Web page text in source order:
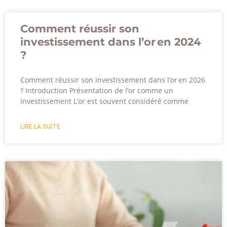
Comment réussir son
investissement dans l’or en 2024
?
Comment réussir son investissement dans l’or en 2026
? Introduction Présentation de l’or comme un
investissement L’or est souvent considéré comme
LIRE LA SUITE